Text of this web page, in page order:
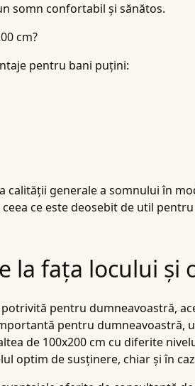
somn confortabil și sănătos.
cm?
pentru bani puțini:
calității generale a somnului în
ce este deosebit de util
la fața locului și
pentru dumneavoastră,
pentru dumneavoastră,
de 100x200 cm cu diferite
optim de susținere, chiar și în